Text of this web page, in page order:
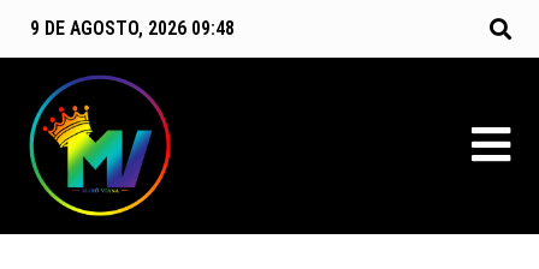
9 DE AGOSTO, 2026 09:48